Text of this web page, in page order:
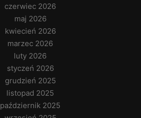
czerwiec 2026
maj 2026
kwiecień 2026
marzec 2026
luty 2026
styczeń 2026
grudzień 2025
listopad 2025
październik 2025